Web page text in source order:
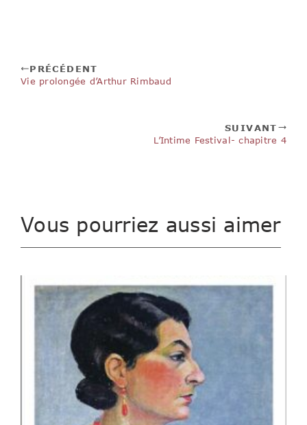
PRÉCÉDENT
Vie prolongée d’Arthur Rimbaud
SUIVANT
L’Intime Festival- chapitre 4
Vous pourriez aussi aimer